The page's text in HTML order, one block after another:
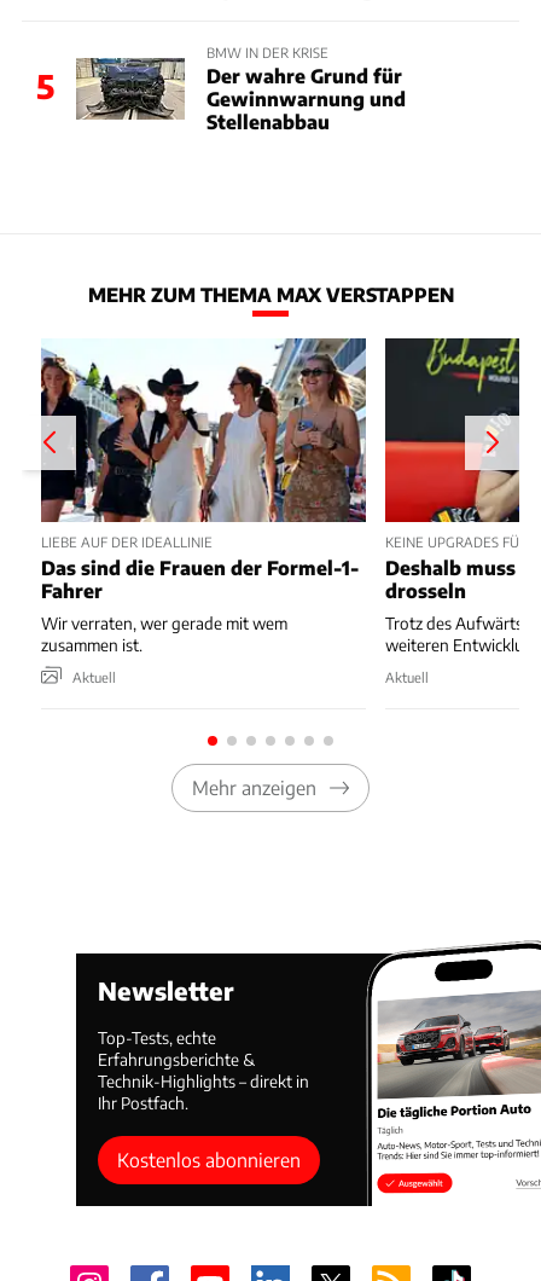
5
BMW IN DER KRISE
Der wahre Grund für
Gewinnwarnung und
Stellenabbau
MEHR ZUM THEMA MAX VERSTAPPEN
LIEBE AUF DER IDEALLINIE
Das sind die Frauen der Formel-1-
Fahrer
Wir verraten, wer gerade mit wem
zusammen ist.
Aktuell
KEINE UPGRADES FÜR
Deshalb muss
drosseln
Trotz des
weiteren
Aktuell
Mehr anzeigen
Newsletter
Top-Tests, echte
Erfahrungsberichte &
Technik-Highlights – direkt in
Ihr Postfach.
Kostenlos abonnieren